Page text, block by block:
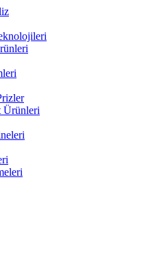
Ürünleri